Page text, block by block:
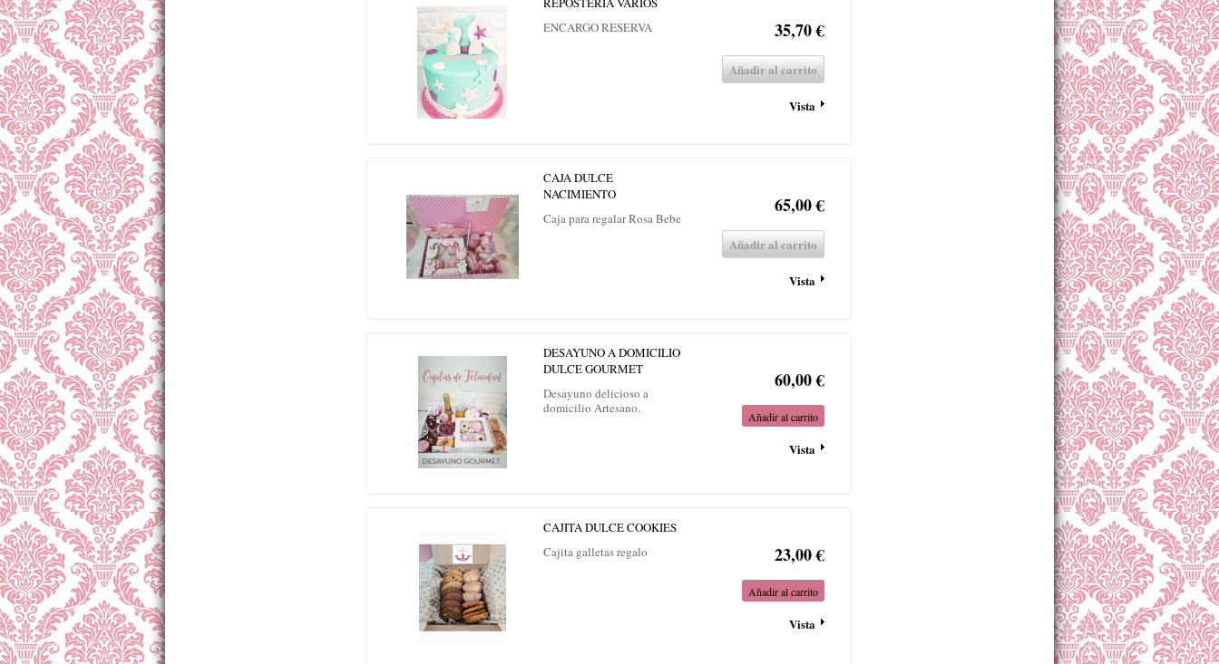
ENCARGO RESERVA
35,70 €
Añadir al carrito
Vista
CAJA DULCE
NACIMIENTO
Caja para regalar Rosa Bebe
65,00 €
Añadir al carrito
Vista
DESAYUNO A DOMICILIO
DULCE GOURMET
Desayuno delicioso a
domicilio Artesano.
60,00 €
Añadir al carrito
Vista
CAJITA DULCE COOKIES
Cajita galletas regalo
23,00 €
Añadir al carrito
Vista